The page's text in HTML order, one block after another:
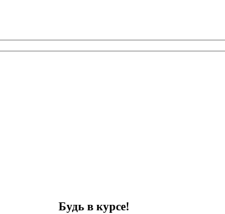
Будь в курсе!